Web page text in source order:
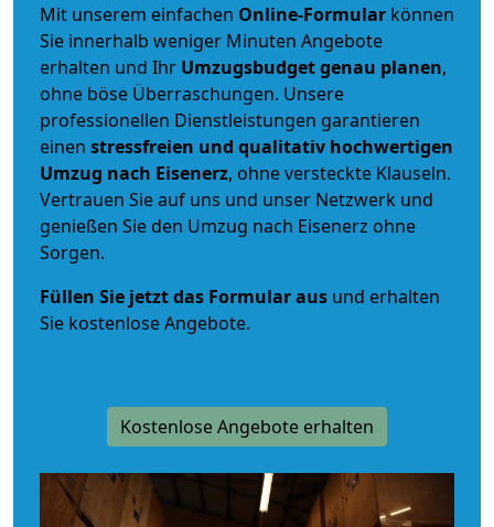
Mit unserem einfachen Online-Formular können
Sie innerhalb weniger Minuten Angebote
erhalten und Ihr Umzugsbudgetgenau planen,
ohne böse Überraschungen. Unsere
professionellen Dienstleistungen garantieren
einen stressfreien und qualitativ hochwertigen
Umzug nach Eisenerz, ohne versteckte Klauseln.
Vertrauen Sie auf uns und unser Netzwerk und
genießen Sie den Umzug nach Eisenerz ohne
Sorgen.
Füllen Sie jetzt das Formular aus und erhalten
Sie kostenlose Angebote.
Kostenlose Angebote erhalten